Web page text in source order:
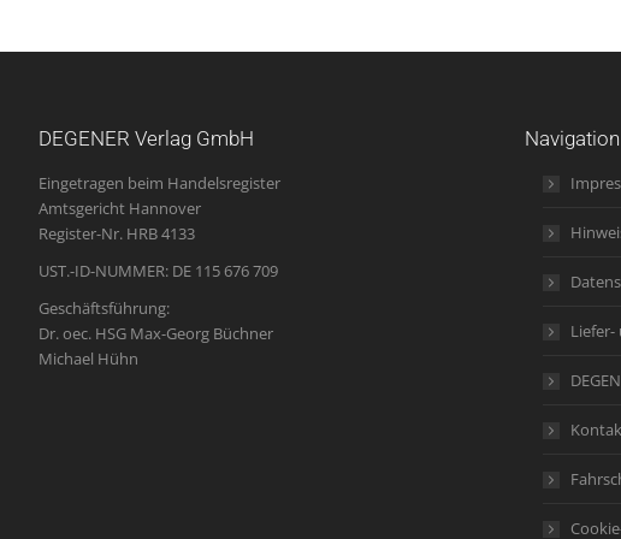
DEGENER Verlag GmbH
Eingetragen beim Handelsregister
Amtsgericht Hannover
Register-Nr. HRB 4133
UST.-ID-NUMMER: DE 115 676 709
Geschäftsführung:
Dr. oec. HSG Max-Georg Büchner
Michael Hühn
Navigation
Liefer-